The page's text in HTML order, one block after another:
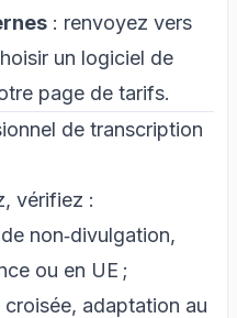
: renvoyez vers
un logiciel de
page de tarifs.
de transcription
vérifiez :
non‑divulgation,
ou en UE ;
adaptation au